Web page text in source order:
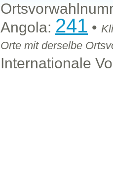
Angola: 241 •
Orte mit derselbe
Internationale